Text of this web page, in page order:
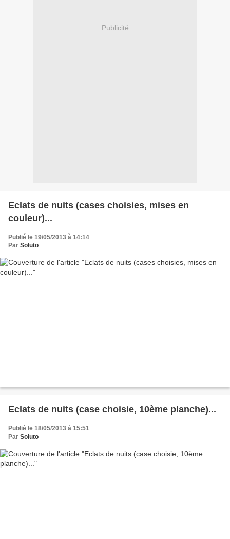
Publicité
Eclats de nuits (cases choisies, mises en
couleur)...
Publié le 19/05/2013 à 14:14
Par Soluto
Eclats de nuits (case choisie, 10ème planche)...
Publié le 18/05/2013 à 15:51
Par Soluto